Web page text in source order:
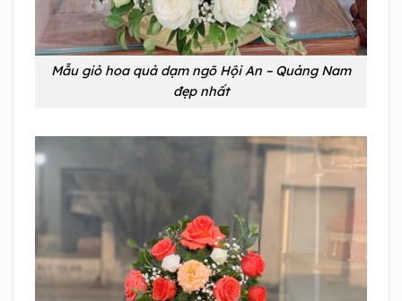
Mẫu giỏ hoa quả dạm ngõ Hội An – Quảng Nam
đẹp nhất